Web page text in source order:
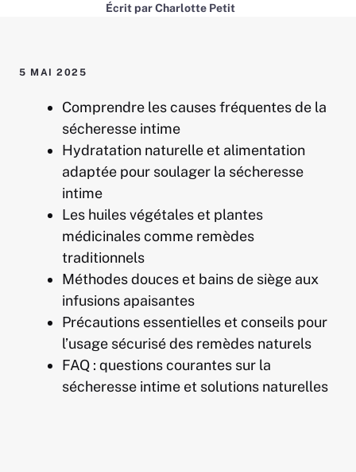
Écrit parCharlotte Petit
5 MAI 2025
Comprendre les causes fréquentes de la
sécheresse intime
Hydratation naturelle et alimentation
adaptée pour soulager la sécheresse
intime
Les huiles végétales et plantes
médicinales comme remèdes
traditionnels
Méthodes douces et bains de siège aux
infusions apaisantes
Précautions essentielles et conseils pour
l’usage sécurisé des remèdes naturels
FAQ : questions courantes sur la
sécheresse intime et solutions naturelles